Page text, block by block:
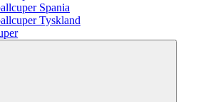
Spania
Tyskland